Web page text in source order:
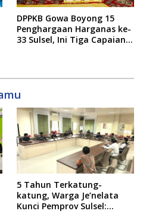
DPPKB Gowa Boyong 15
Penghargaan Harganas ke-
33 Sulsel, Ini Tiga Capaian
5 Tahun Terkatung-
katung, Warga Je’nelata
Kunci Pemprov Sulsel: